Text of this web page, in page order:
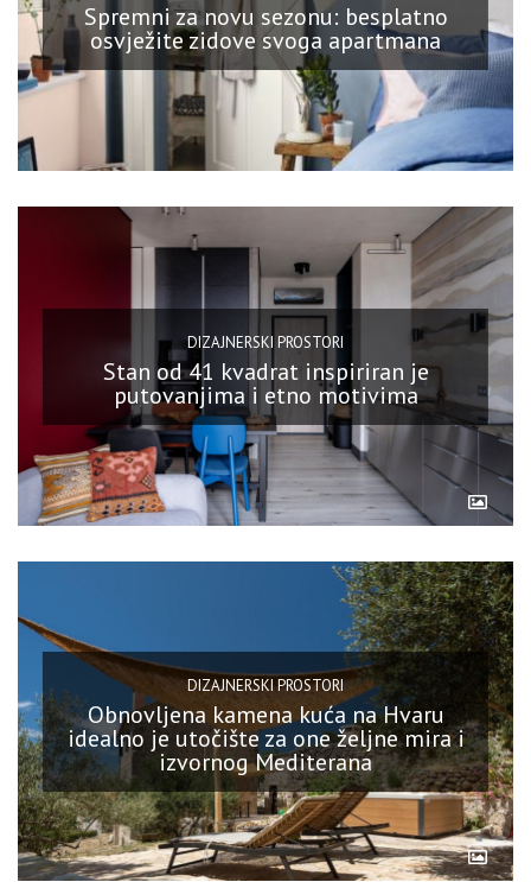
Spremni za novu sezonu: besplatno
osvježite zidove svoga apartmana
DIZAJNERSKI PROSTORI
Stan od 41 kvadrat inspiriran je
putovanjima i etno motivima
DIZAJNERSKI PROSTORI
Obnovljena kamena kuća na Hvaru
idealno je utočište za one željne mira i
izvornog Mediterana